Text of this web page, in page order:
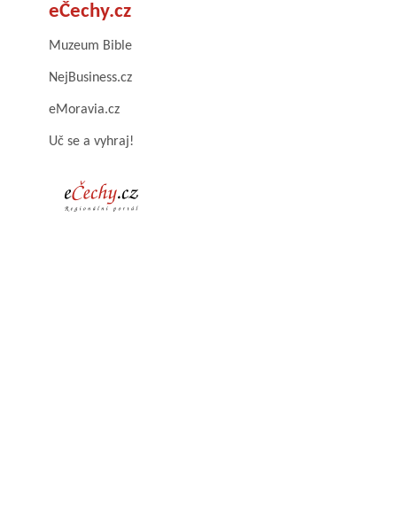
eČechy.cz
Muzeum Bible
NejBusiness.cz
eMoravia.cz
Uč se a vyhraj!